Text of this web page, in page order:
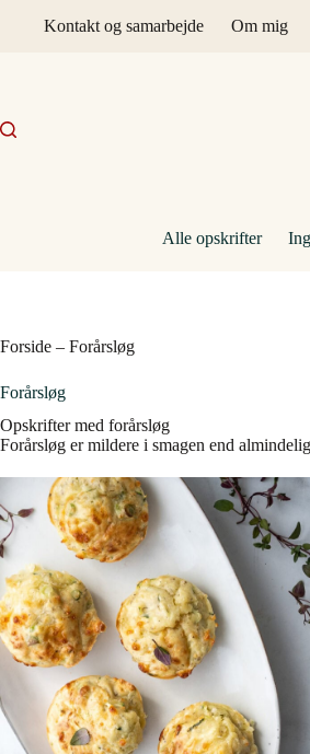
Kontakt og samarbejde Om mig
Alle opskrifter
Forside – Forårsløg
Forårsløg
Opskrifter med forårsløg
Forårsløg er mildere i smagen end